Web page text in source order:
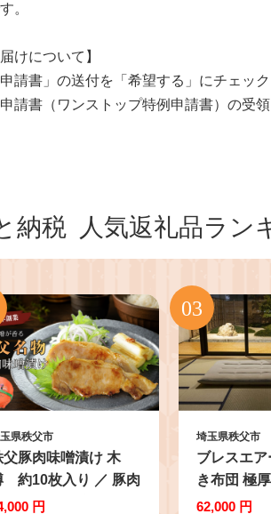
。
けについて】
請書」の送付を「希望する」にチェッ
請書（ワンストップ特例申請書）の受
納税 人気返礼品ラン
県秩父市
父豚肉味噌漬け 木
約10枚入り ／ 豚肉
噌漬け 木樽 熟成 国
円
埼玉県秩父市
ブレスエ
き布団 極厚
PREMIUM
62,000 円